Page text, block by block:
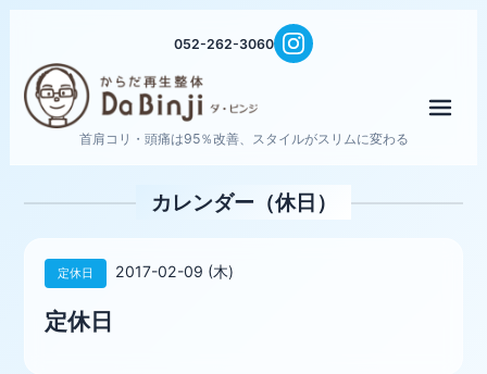
052-262-3060
首肩コリ・頭痛は95％改善、スタイルがスリムに変わる
カレンダー（休日）
定休日 2017-02-09 (木)
定休日